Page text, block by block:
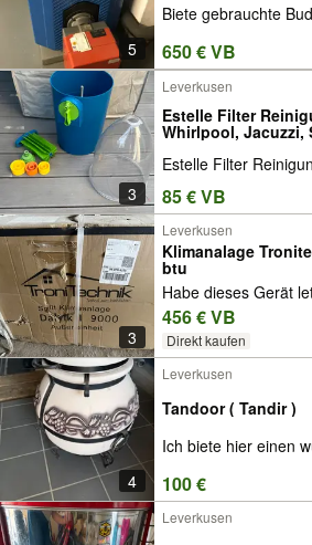
5
Biete gebrauchte
650 € VB
3
Leverkusen
Estelle Filter
Whirlpool, Jacuzzi,
Estelle Filter
85 € VB
3
Leverkusen
Klimanalage
btu
Habe dieses Gerät
456 € VB
Direkt kaufen
4
Leverkusen
Tandoor ( Tandir )
Ich biete hier einen
100 €
Leverkusen